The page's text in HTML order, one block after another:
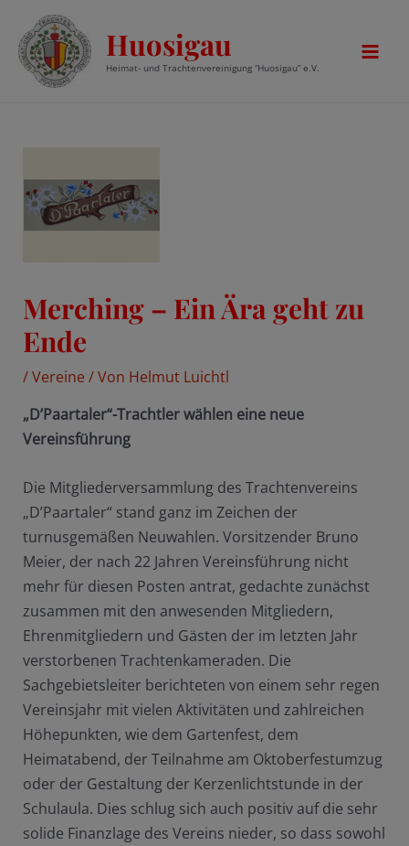
Inhalt
springen
Huosigau
Heimat- und Trachtenvereinigung “Huosigau” e.V.
Merching – Ein Ära geht zu
Ende
/Vereine / Von Helmut Luichtl
„D’Paartaler“-Trachtler wählen eine neue
Vereinsführung
Die Mitgliederversammlung des Trachtenvereins
„D’Paartaler“ stand ganz im Zeichen der
turnusgemäßen Neuwahlen. Vorsitzender Bruno
Meier, der nach 22 Jahren Vereinsführung nicht
mehr für diesen Posten antrat, gedachte zunächst
zusammen mit den anwesenden Mitgliedern,
Ehrenmitgliedern und Gästen der im letzten Jahr
verstorbenen Trachtenkameraden. Die
Sachgebietsleiter berichteten von einem sehr regen
Vereinsjahr mit vielen Aktivitäten und zahlreichen
Höhepunkten, wie dem Gartenfest, dem
Heimatabend, der Teilnahme am Oktoberfestumzug
oder der Gestaltung der Kerzenlichtstunde in der
Schulaula. Dies schlug sich auch positiv auf die sehr
solide Finanzlage des Vereins nieder, so dass sowohl